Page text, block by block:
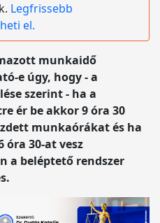
Legfrissebb
el.
munkaidő
e úgy, hogy - a
szerint - ha a
ér be akkor 9 óra 30
munkaórákat és ha
óra 30-at vesz
a beléptető rendszer